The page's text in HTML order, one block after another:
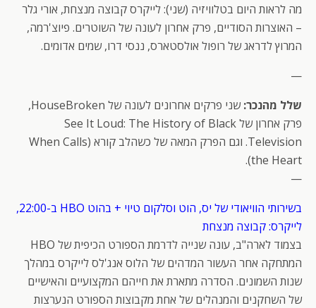
מה לראות היום בטלוויזיה (שני): לייקרס קבוצה מנצחת, אורי גלר
– האוצרות הסודיים, פרק אחרון לעונה של השוטרים. פיוצ'רמה,
המרוץ לדראג של רופול אולסטארס, ננסי דרו, שמים אדומים.
—
שלל מהנכר:
שני פרקים אחרונים לעונה של HouseBroken,
פרק אחרון של See It Loud: The History of Black
Television. וגם הפרק המאה של כשהלב קורא (When Calls
the Heart).
—
בשירותי הוויאודי של יס, הוט וסלקום טיוי + בהוט HBO ב-22:00,
לייקרס: קבוצה מנצחת
בצמוד לארה"ב, עונה שנייה לדרמת הספורט הכיפית של HBO
המתחקה אחר העשור המדהים של הלוס אנג'לס לייקרס במהלך
שנות השמונים. הסדרה מתארת את חייהם המקצועיים והאישיים
של השחקנים והמנהלים של אחת מקבוצות הספורט הנערצות